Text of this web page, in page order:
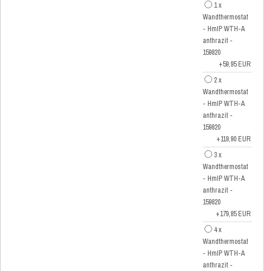
1 x
Wandthermostat
- HmIP WTH-A
anthrazit -
159820
+59,95 EUR
2 x
Wandthermostat
- HmIP WTH-A
anthrazit -
159820
+119,90 EUR
3 x
Wandthermostat
- HmIP WTH-A
anthrazit -
159820
+179,85 EUR
4 x
Wandthermostat
- HmIP WTH-A
anthrazit -